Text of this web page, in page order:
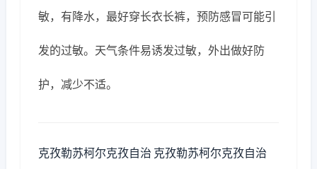
敏，有降水，最好穿长衣长裤，预防感冒可能引
发的过敏。天气条件易诱发过敏，外出做好防
护，减少不适。
克孜勒苏柯尔克孜自治 克孜勒苏柯尔克孜自治